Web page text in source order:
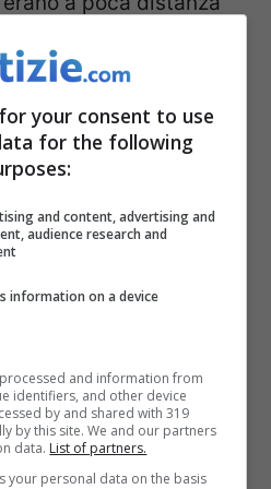
di terra. Dopo
dato fuoco al suo
in caserma e alla
aggiunse alcuni
religioso che
la chiesa
poi le distanze,
per il diavolo.
your consent to use
for the following
and content, advertising and
audience research and
information on a device
and information from
identifiers, and other device
by and shared with 319
by this site. We and our partners
data. List of partners.
your personal data on the basis